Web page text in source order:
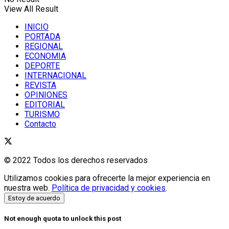
View All Result
INICIO
PORTADA
REGIONAL
ECONOMIA
DEPORTE
INTERNACIONAL
REVISTA
OPINIONES
EDITORIAL
TURISMO
Contacto
© 2022 Todos los derechos reservados
Utilizamos cookies para ofrecerte la mejor experiencia en
nuestra web. Política de privacidad y cookies.
Estoy de acuerdo
Not enough quota to unlock this post